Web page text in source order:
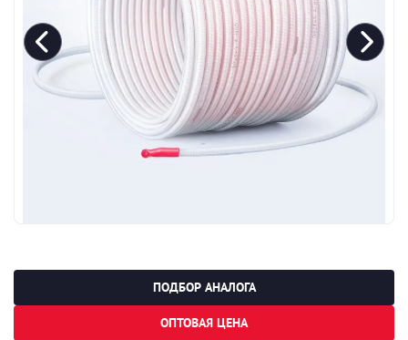
ПОДБОР АНАЛОГА
ОПТОВАЯ ЦЕНА